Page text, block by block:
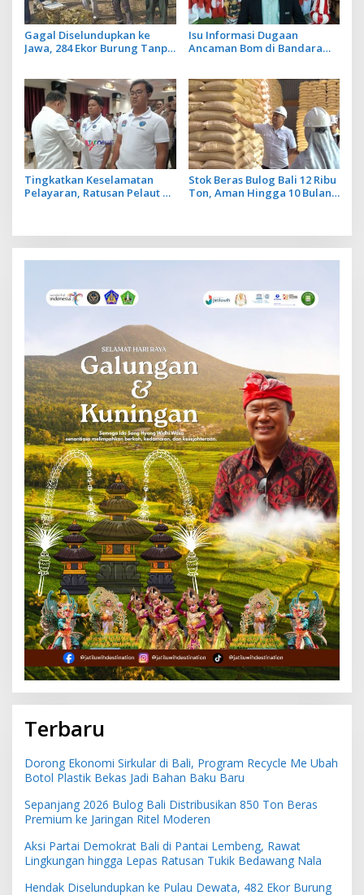
Gagal Diselundupkan ke
Jawa, 284 Ekor Burung Tanpa
Isu Informasi Dugaan
Ancaman Bom di Bandara
Lancar
Tingkatkan Keselamatan
Pelayaran, Ratusan Pelaut di
Stok Beras Bulog Bali 12 Ribu
Ton, Aman Hingga 10 Bulan
Terbaru
Dorong Ekonomi Sirkular di Bali, Program Recycle Me Ubah
Botol Plastik Bekas Jadi Bahan Baku Baru
Sepanjang 2026 Bulog Bali Distribusikan 850 Ton Beras
Premium ke Jaringan Ritel Moderen
Aksi Partai Demokrat Bali di Pantai Lembeng, Rawat
Lingkungan hingga Lepas Ratusan Tukik Bedawang Nala
Hendak Diselundupkan ke Pulau Dewata, 482 Ekor Burung